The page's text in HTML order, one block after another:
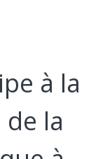
à la
la